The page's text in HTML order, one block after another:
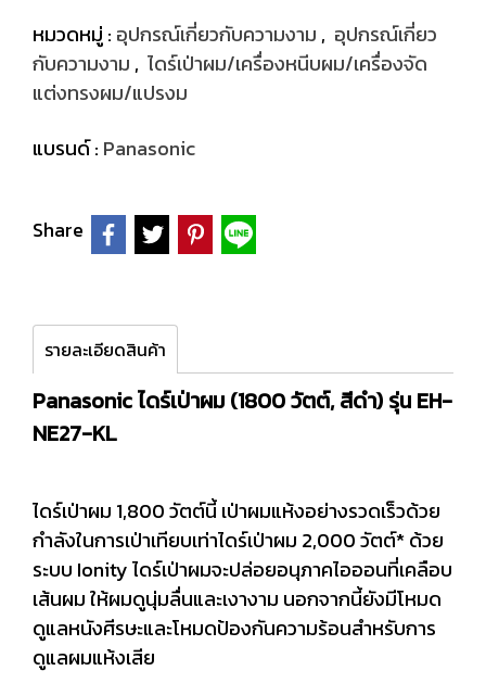
หมวดหมู่ : อุปกรณ์เกี่ยวกับความงาม , อุปกรณ์เกี่ยว
กับความงาม , ไดร์เป่าผม/เครื่องหนีบผม/เครื่องจัด
แต่งทรงผม/แปรงม
แบรนด์ : Panasonic
Share
รายละเอียดสินค้า
Panasonic ไดร์เป่าผม (1800 วัตต์, สีดำ) รุ่น EH-
NE27-KL
ไดร์เป่าผม 1,800 วัตต์นี้ เป่าผมแห้งอย่างรวดเร็วด้วย
กำลังในการเป่าเทียบเท่าไดร์เป่าผม 2,000 วัตต์* ด้วย
ระบบ Ionity ไดร์เป่าผมจะปล่อยอนุภาคไอออนที่เคลือบ
เส้นผม ให้ผมดูนุ่มลื่นและเงางาม นอกจากนี้ยังมีโหมด
ดูแลหนังศีรษะและโหมดป้องกันความร้อนสำหรับการ
ดูแลผมแห้งเสีย